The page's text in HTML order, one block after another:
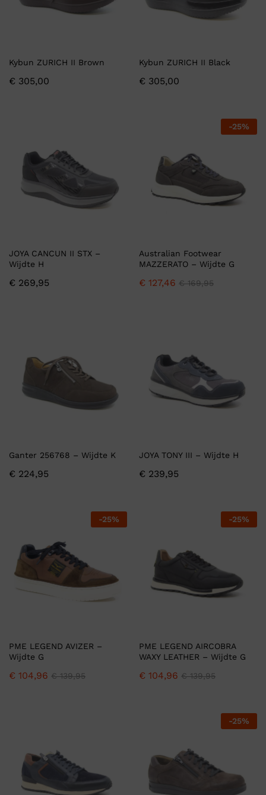
Kybun ZURICH II Brown
€ 305,00
Kybun ZURICH II Black
€ 305,00
JOYA CANCUN II STX –
Wijdte H
€ 269,95
-25%
Australian Footwear
MAZZERATO – Wijdte G
€ 127,46 €169,95
Ganter 256768 – Wijdte K
€ 224,95
JOYA TONY III – Wijdte H
€ 239,95
-25%
PME LEGEND AVIZER –
Wijdte G
€ 104,96 €139,95
-25%
PME LEGEND AIRCOBRA
WAXY LEATHER – Wijdte G
€ 104,96 €139,95
-25%